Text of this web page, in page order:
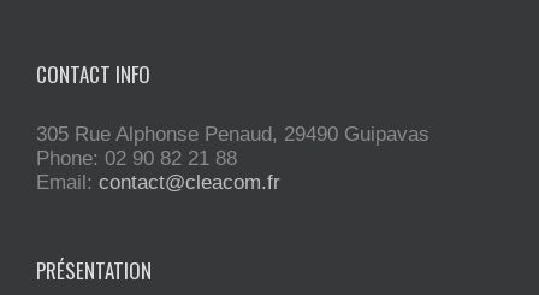
CONTACT INFO
305 Rue Alphonse Penaud, 29490 Guipavas
Phone: 02 90 82 21 88
Email: contact@cleacom.fr
PRÉSENTATION